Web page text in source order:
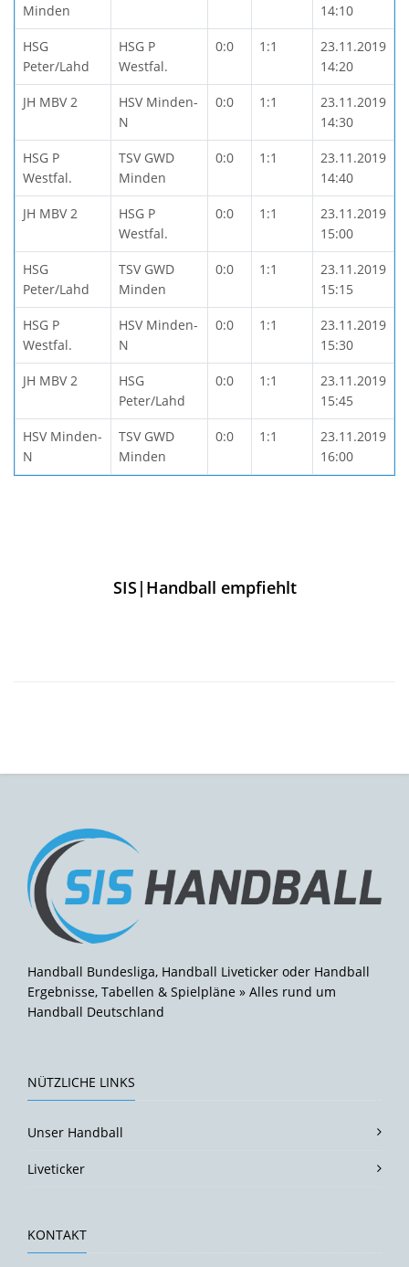
Minden
14:10
HSG
Peter/Lahd
HSG P
Westfal.
0:0 1:1
23.11.2019
14:20
JH MBV 2
HSV Minden-
N
0:0 1:1
23.11.2019
14:30
HSG P
Westfal.
TSV GWD
Minden
0:0 1:1
23.11.2019
14:40
JH MBV 2
HSG P
Westfal.
0:0 1:1
23.11.2019
15:00
HSG
Peter/Lahd
TSV GWD
Minden
0:0 1:1
23.11.2019
15:15
HSG P
Westfal.
HSV Minden-
N
0:0 1:1
23.11.2019
15:30
JH MBV 2
HSG
Peter/Lahd
0:0 1:1
23.11.2019
15:45
HSV Minden-
N
TSV GWD
Minden
0:0 1:1
23.11.2019
16:00
SIS|Handball empfiehlt
Handball Bundesliga, Handball Liveticker oder Handball
Ergebnisse, Tabellen & Spielpläne » Alles rund um
Handball Deutschland
NÜTZLICHE LINKS
Unser Handball
Liveticker
KONTAKT